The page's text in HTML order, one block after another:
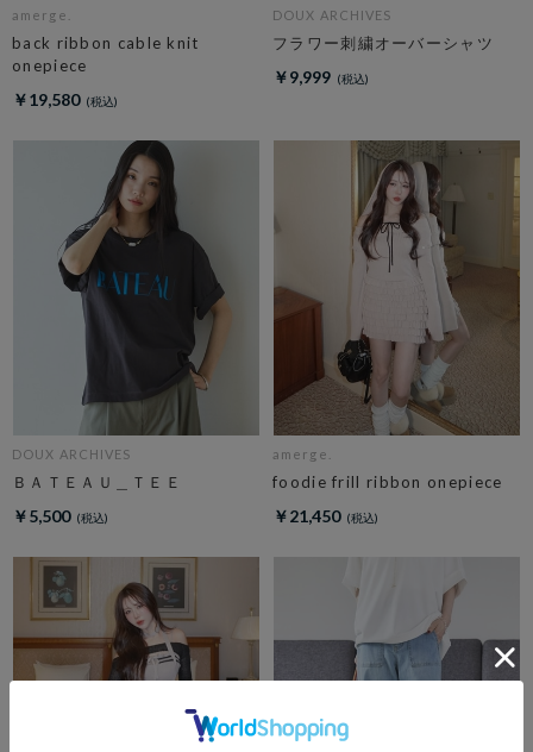
amerge.
back ribbon cable knit
onepiece
￥19,580
DOUX ARCHIVES
フラワー刺繍オーバーシャツ
￥9,999
DOUX ARCHIVES
ＢＡＴＥＡＵ＿ＴＥＥ
￥5,500
amerge.
foodie frill ribbon onepiece
￥21,450